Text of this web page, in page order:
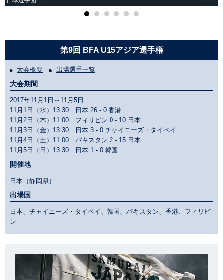
第9回 BFA U15アジア選手権
大会概要 出場選手一覧
大会期間
2017年11月1日～11月5日
11月1日（水）13:30 日本 26 - 0 香港
11月2日（木）11:00 フィリピン 0 - 10 日本
11月3日（金）13:30 日本 3 - 0 チャイニーズ・タイペイ
11月4日（土）11:00 パキスタン 2 - 15 日本
11月5日（日）13:30 日本 1 - 0 韓国
開催地
日本（静岡県）
出場国
日本、チャイニーズ・タイペイ、韓国、パキスタン、香港、フィリピ
ン